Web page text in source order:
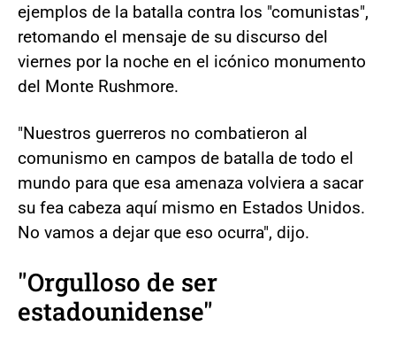
ejemplos de la batalla contra los "comunistas",
retomando el mensaje de su discurso del
viernes por la noche en el icónico monumento
del Monte Rushmore.
"Nuestros guerreros no combatieron al
comunismo en campos de batalla de todo el
mundo para que esa amenaza volviera a sacar
su fea cabeza aquí mismo en Estados Unidos.
No vamos a dejar que eso ocurra", dijo.
"Orgulloso de ser
estadounidense"